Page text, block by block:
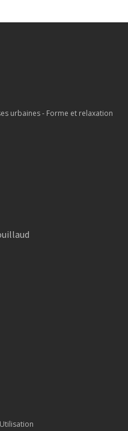
urbaines - Forme et relaxation